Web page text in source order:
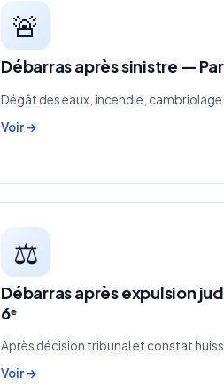
🚨
Débarras après sinistre —
Dégât des eaux, incendie,
Voir →
⚖️
Débarras après expulsion
6ᵉ
Après décision tribunal et constat
Voir →